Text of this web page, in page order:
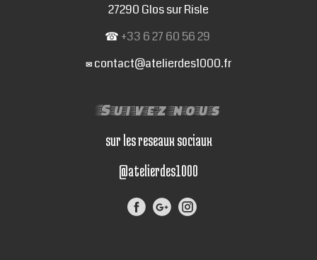
27290 Glos sur Risle
☎ +33 6 27 60 56 29
✉ contact@atelierdes1000.fr
Suivez nous
sur les reseaux sociaux
@atelierdes1000